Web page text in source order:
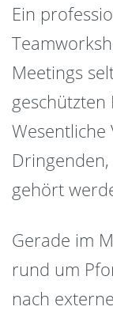
Ein
Meetings
geschützten
gehört
Gerade im
rund um
nach